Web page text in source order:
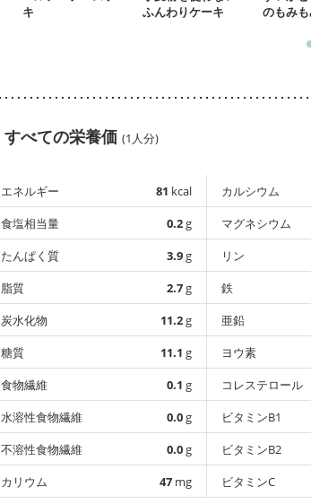
キ
ふんわりケーキ
のもみ
すべての栄養価 (1人分)
エネルギー 81 kcal
食塩相当量
0.2g
たんぱく質
3.9g
脂質
2.7g
炭水化物
11.2g
糖質
11.1 g
食物繊維
0.1 g
水溶性食物繊維
0.0g
不溶性食物繊維
0.0g
カリウム
47 mg
カルシウム
マグネシウム
リン
鉄
亜鉛
ヨウ素
コレステロール
ビタミンB1
ビタミンB2
ビタミンC